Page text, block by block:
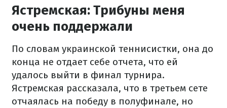
Ястремская: Трибуны меня
очень поддержали
По словам украинской теннисистки, она до
конца не отдает себе отчета, что ей
удалось выйти в финал турнира.
Ястремская рассказала, что в третьем сете
отчаялась на победу в полуфинале, но